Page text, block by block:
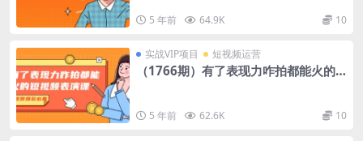
5 年前 64.9K 10
实战VIP项目 短视频运营
（1766期）有了表现力咋拍都能火的
5 年前 62.6K 10